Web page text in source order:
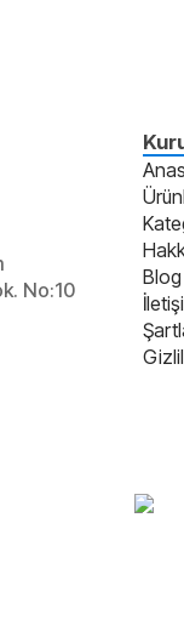
No:10
Blog